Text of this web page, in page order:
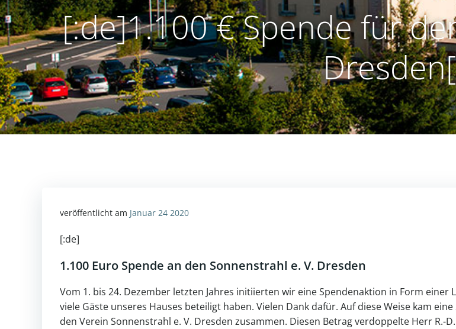
[:de]1.100 € Spende für
veröffentlicht am Januar 24 2020
[:de]
1.100 Euro Spende an den Sonnenstrahl e. V. Dresden
Vom 1. bis 24. Dezember letzten Jahres initiierten wir eine Spendenaktion in Form einer
viele Gäste unseres Hauses beteiligt haben. Vielen Dank dafür. Auf diese Weise kam
den Verein Sonnenstrahl e. V. Dresden zusammen. Diesen Betrag verdoppelte Herr R.-